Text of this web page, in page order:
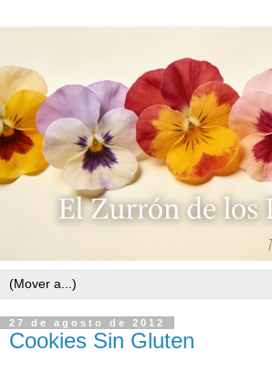
27 de agosto de 2012
Cookies Sin Gluten